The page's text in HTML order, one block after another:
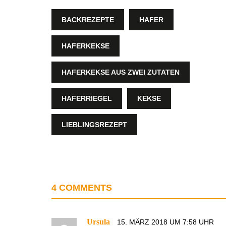
BACKREZEPTE HAFER
HAFERKEKSE
HAFERKEKSE AUS ZWEI ZUTATEN
HAFERRIEGEL KEKSE
LIEBLINGSREZEPT
4 COMMENTS
Ursula 15. MÄRZ 2018 UM 7:58 UHR